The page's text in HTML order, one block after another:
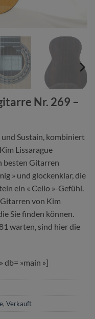
Nr. 269 –
Sustain, kombiniert
Lissarague
besten Gitarren
» und glockenklar, die
ein « Cello »-Gefühl.
von Kim
Sie finden können.
warten, sind hier die
db= »main »]
, Verkauft